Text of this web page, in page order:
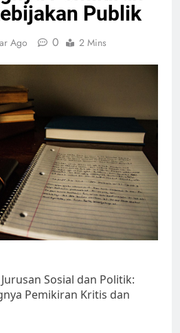
Publik
Ago 0 2 Mins
Sosial dan Politik:
Pemikiran Kritis dan